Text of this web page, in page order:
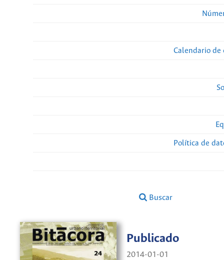
Calendario de
Política de
Buscar
Publicado
2014-01-01